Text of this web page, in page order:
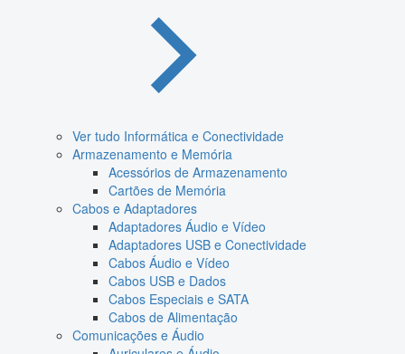
Ver tudo Informática e Conectividade
Armazenamento e Memória
Acessórios de Armazenamento
Cartões de Memória
Cabos e Adaptadores
Adaptadores Áudio e Vídeo
Adaptadores USB e Conectividade
Cabos Áudio e Vídeo
Cabos USB e Dados
Cabos Especiais e SATA
Cabos de Alimentação
Comunicações e Áudio